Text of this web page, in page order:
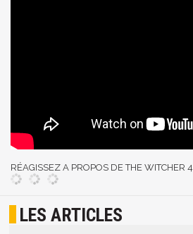
RÉAGISSEZ A PROPOS DE THE WITCHER 4
LES ARTICLES